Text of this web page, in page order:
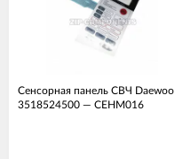
Сенсорная панель СВЧ Daewoo
3518524500 — СЕНМ016